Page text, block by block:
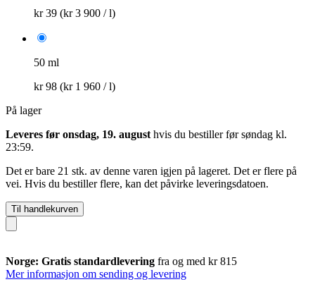
kr 39 (kr 3 900 / l)
50 ml
kr 98 (kr 1 960 / l)
På lager
Leveres før onsdag, 19. august hvis du bestiller førsøndag kl.
23:59.
Det er bare 21 stk. av denne varen igjen på lageret. Det er flere på
vei. Hvis du bestiller flere, kan det påvirke leveringsdatoen.
Til handlekurven
Norge: Gratis standardlevering fra og med kr 815
Mer informasjon om sending og levering